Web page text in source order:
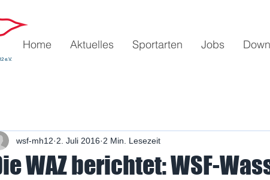
Home Aktuelles Sportarten Jobs
e.V.
WAZ berichtet: WSF-
wsf-mh12 2. Juli 2016 2 Min. Lesezeit